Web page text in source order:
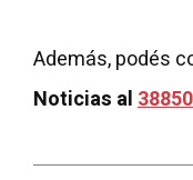
Además, podés
Noticias al